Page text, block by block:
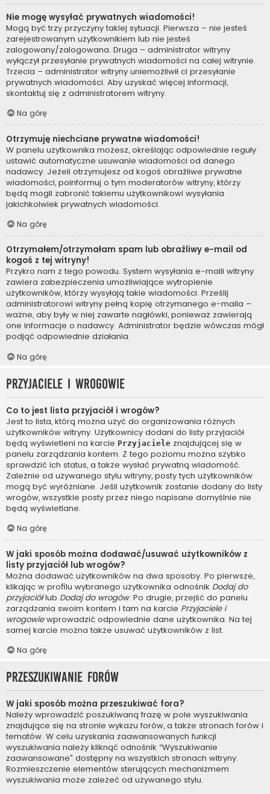
Nie mogę wysyłać prywatnych wiadomości!
Mogą być trzy przyczyny takiej sytuacji. Pierwsza – nie jesteś
zarejestrowanym użytkownikiem lub nie jesteś
zalogowany/zalogowana. Druga – administrator witryny
wyłączył przesyłanie prywatnych wiadomości na całej witrynie.
Trzecia – administrator witryny uniemożliwił ci przesyłanie
prywatnych wiadomości. Aby uzyskać więcej informacji,
skontaktuj się z administratorem witryny.
Na górę
Otrzymuję niechciane prywatne wiadomości!
W panelu użytkownika możesz, określając odpowiednie reguły
ustawić automatyczne usuwanie wiadomości od danego
nadawcy. Jeżeli otrzymujesz od kogoś obraźliwe prywatne
wiadomości, poinformuj o tym moderatorów witryny, którzy
będą mogli zabronić takiemu użytkownikowi wysyłania
jakichkolwiek prywatnych wiadomości.
Na górę
Otrzymałem/otrzymałam spam lub obraźliwy e-mail od
kogoś z tej witryny!
Przykro nam z tego powodu. System wysyłania e-maili witryny
zawiera zabezpieczenia umożliwiające wytropienie
użytkowników, którzy wysyłają takie wiadomości. Prześlij
administratorowi witryny pełną kopię otrzymanego e-maila –
ważne, aby były w niej zawarte nagłówki, ponieważ zawierają
one informacje o nadawcy. Administrator będzie wówczas mógł
podjąć odpowiednie działania.
Na górę
Przyjaciele i wrogowie
Co to jest lista przyjaciół i wrogów?
Jest to lista, którą można użyć do organizowania różnych
użytkowników witryny. Użytkownicy dodani do listy przyjaciół
będą wyświetleni na karcie Przyjaciele znajdującej się w
panelu zarządzania kontem. Z tego poziomu można szybko
sprawdzić ich status, a także wysłać prywatną wiadomość.
Zależnie od używanego stylu witryny, posty tych użytkowników
mogą być wyróżniane. Jeśli użytkownik zostanie dodany do listy
wrogów, wszystkie posty przez niego napisane domyślnie nie
będą wyświetlane.
Na górę
W jaki sposób można dodawać/usuwać użytkowników z
listy przyjaciół lub wrogów?
Można dodawać użytkowników na dwa sposoby. Po pierwsze,
klikając w profilu wybranego użytkownika odnośnik Dodaj do
przyjaciółlub Dodaj do wrogów. Po drugie, przejść do panelu
zarządzania swoim kontem i tam na karcie Przyjaciele i
wrogowiewprowadzić odpowiednie dane użytkownika. Na tej
samej karcie można także usuwać użytkowników z list.
Na górę
Przeszukiwanie forów
W jaki sposób można przeszukiwać fora?
Należy wprowadzić poszukiwaną frazę w pole wyszukiwania
znajdujące się na stronie wykazu forów, a także stronach forów i
tematów. W celu uzyskania zaawansowanych funkcji
wyszukiwania należy kliknąć odnośnik “Wyszukiwanie
zaawansowane” dostępny na wszystkich stronach witryny.
Rozmieszczenie elementów sterujących mechanizmem
wyszukiwania może zależeć od używanego stylu.